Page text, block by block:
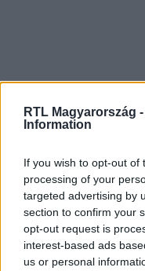
RTL Magyarország -
Information
If you wish to opt-out of
processing of your
targeted advertising by
section to confirm your
opt-out request is
interest-based ads
us or personal
Kövess minket,
Facebookon is!